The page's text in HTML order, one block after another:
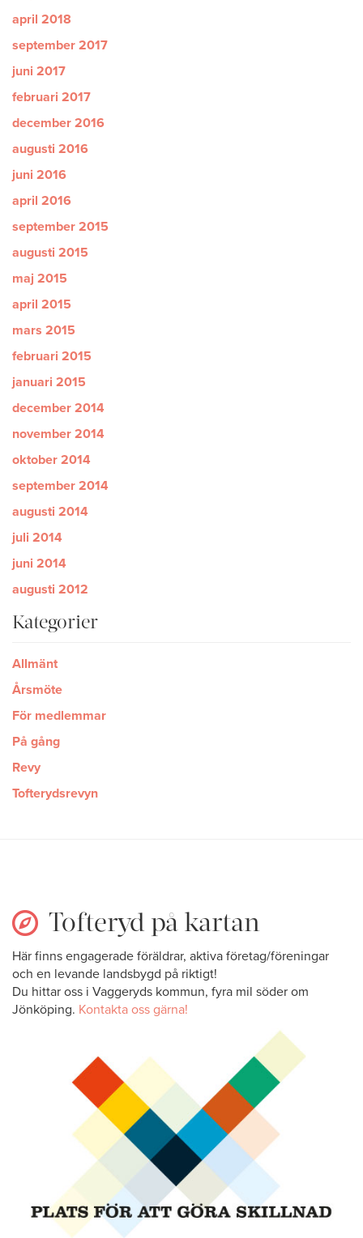
april 2018
september 2017
juni 2017
februari 2017
december 2016
augusti 2016
juni 2016
april 2016
september 2015
augusti 2015
maj 2015
april 2015
mars 2015
februari 2015
januari 2015
december 2014
november 2014
oktober 2014
september 2014
augusti 2014
juli 2014
juni 2014
augusti 2012
Kategorier
Allmänt
Årsmöte
För medlemmar
På gång
Revy
Tofterydsrevyn
Tofteryd på kartan
Här finns engagerade föräldrar, aktiva företag/föreningar
och en levande landsbygd på riktigt!
Du hittar oss i Vaggeryds kommun, fyra mil söder om
Jönköping. Kontakta oss gärna!